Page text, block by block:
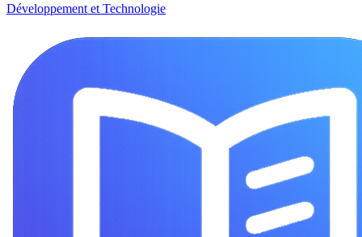
Développement et Technologie